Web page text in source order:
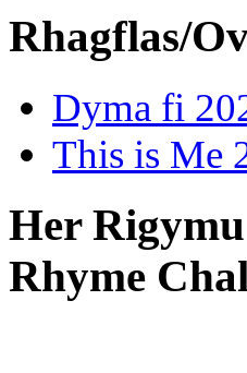
Rhagflas/
Dyma fi
This is Me
Her
Rhyme